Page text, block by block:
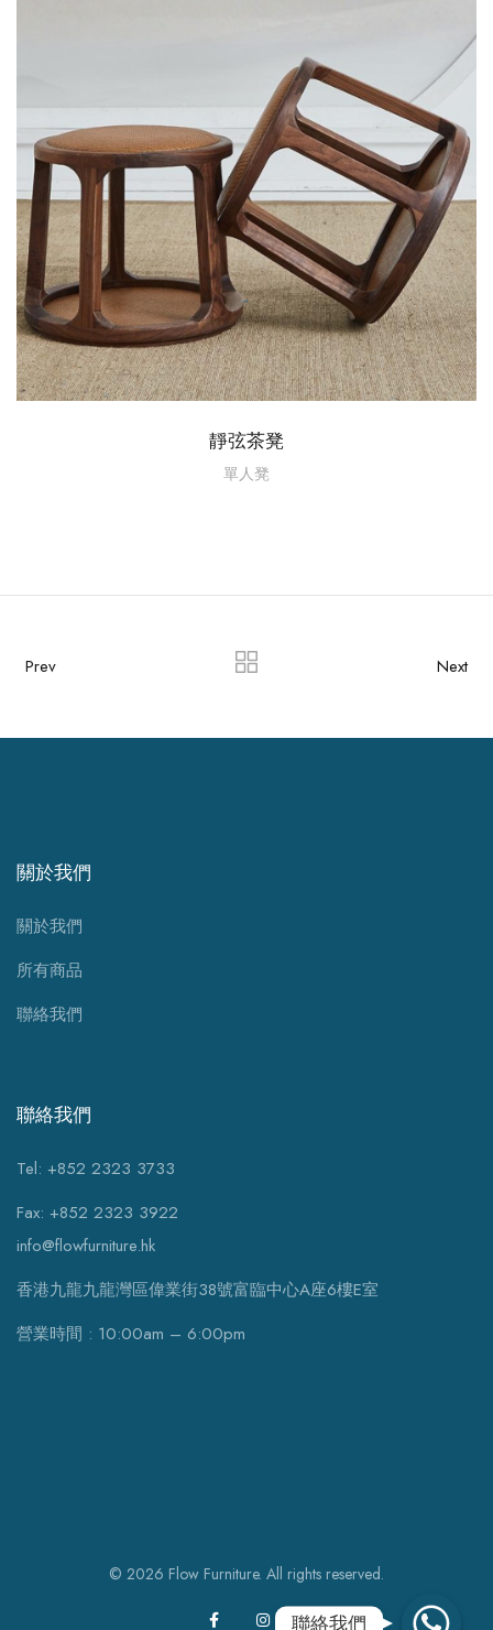
靜弦茶凳
單人凳
Prev Next
關於我們
關於我們
所有商品
聯絡我們
聯絡我們
Tel: +852 2323 3733
Fax: +852 2323 3922
info@flowfurniture.hk
香港九龍九龍灣區偉業街38號富臨中心A座6樓E室
營業時間 : 10:00am – 6:00pm
© 2026 Flow Furniture. All rights reserved.
聯絡我們